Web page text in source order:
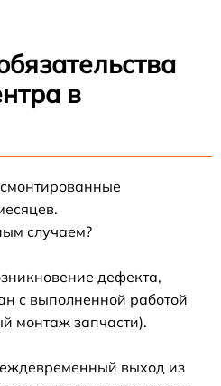
в
случаем?
дефекта,
с выполненной работой
монтаж запчасти).
выход из